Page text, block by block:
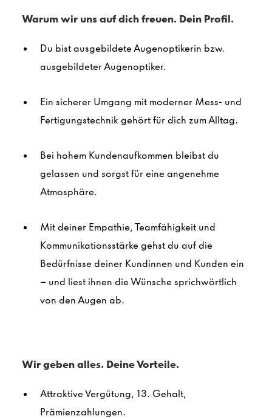
Warum wir uns auf dich freuen. Dein Profil.
Du bist ausgebildete Augenoptikerin bzw.
ausgebildeterAugenoptiker.
Ein sicherer Umgang mit moderner Mess- und
Fertigungstechnik gehört für dich zum Alltag.
Bei hohem Kundenaufkommen bleibst du
gelassen und sorgst für eine angenehme
Atmosphäre.
Mit deiner Empathie, Teamfähigkeit und
Kommunikationsstärke gehst du auf die
Bedürfnisse deiner Kundinnen und Kunden ein
– und liest ihnen die Wünsche sprichwörtlich
von den Augen ab.
Wir geben alles. Deine Vorteile.
Attraktive Vergütung, 13. Gehalt,
Prämienzahlungen.